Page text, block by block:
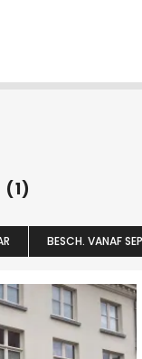
(1)
BESCH. VANAF